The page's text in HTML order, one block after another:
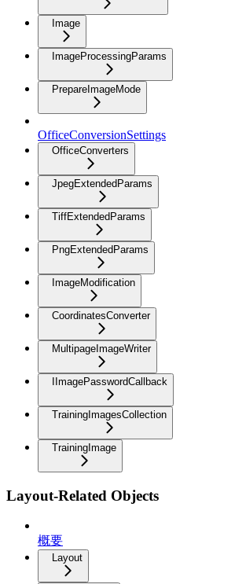
Image
ImageProcessingParams
PrepareImageMode
OfficeConversionSettings
OfficeConverters
JpegExtendedParams
TiffExtendedParams
PngExtendedParams
ImageModification
CoordinatesConverter
MultipageImageWriter
IImagePasswordCallback
TrainingImagesCollection
TrainingImage
Layout-Related Objects
概要
Layout